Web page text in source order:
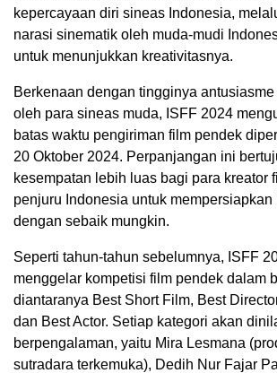
kepercayaan diri sineas Indonesia,
narasi sinematik oleh muda-mudi
untuk menunjukkan kreativitasnya.
Berkenaan dengan tingginya
oleh para sineas muda, ISFF 2024
batas waktu pengiriman film pendek
20 Oktober 2024. Perpanjangan ini
kesempatan lebih luas bagi para kreator
penjuru Indonesia untuk mempersiapkan
dengan sebaik mungkin.
Seperti tahun-tahun sebelumnya, ISFF
menggelar kompetisi film pendek dalam
diantaranya Best Short Film, Best
dan Best Actor. Setiap kategori akan
berpengalaman, yaitu Mira Lesmana
sutradara terkemuka), Dedih Nur Fajar